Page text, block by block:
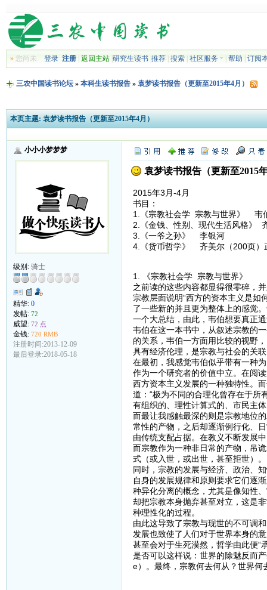
»您尚未 登录 注册| 返回主站| 研究生读书| 推荐| 搜索| 社区服务 帮助 订阅
三农中国读书论坛» 本科生读书报告» 袁梦读书报告（更新至2015年4月）
本页主题: 袁梦读书报告（更新至2015年4月）
小小小梦梦梦
级别: 骑士
精华: 0
发帖: 72
威望: 72 点
金钱: 720 RMB
注册时间:2013-12-09
最后登录:2018-05-18
袁梦读书报告（更新至2015
2015年3月-4月
书目：
1.《宗教社会学 宗教与世界》 韦
2.《金钱、性别、现代生活风格》
3.《一爷之孙》 李银河
4.《货币哲学》 齐美尔（200页）
1. 《宗教社会学 宗教与世界》
之前读的这些内容都显得很零碎，
宗教层面说明“西方的资本主义是
了一些新的并且更为整体上的感觉
一个大总结，由此，韦伯想要真正
韦伯在这一本书中，从叙述宗教的
的关系，韦伯一方面用比较的视野
具有经济伦理，是宗教与社会的关
在最初，我感觉韦伯似乎带有一种
作为一个研究者的价值中立。在阅
西方资本主义发展的一种独特性。
道：“极为不同的合理化曾存在于所
有组织的、理性计算式的、市民主
而最让我感触最深的则是宗教地位
常性的产物，之后却逐渐例行化、
由传统支配占据。在教义不断发展
而宗教作为一种非日常的产物，吊
式（或入世，或出世，甚至拒世）。
同时，宗教的发展与经济、政治、
自身的发展规律和原则要求它们逐
种异化分离的概念，尤其是像知性
却把宗教本身抛弃甚至对立，这是
种理性化的过程。
由此这导致了宗教与现世的不可调
发展也致使了人们对于世界本身的
甚至会对于生死漠然，哲学由此便“
是否可以这样说：世界的除魅反而
e）。最终，宗教何去何从？世界何